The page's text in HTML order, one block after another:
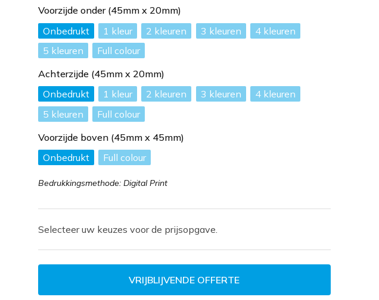
Voorzijde onder (45mm x 20mm)
Onbedrukt
1 2 3
4
5
Full colour
Achterzijde (45mm x 20mm)
Onbedrukt
1 2 3
4
5
Full colour
Voorzijde boven (45mm x 45mm)
Onbedrukt
Full colour
Bedrukkingsmethode: Digital Print
Selecteer uw keuzes voor de prijsopgave.
VRIJBLIJVENDE OFFERTE